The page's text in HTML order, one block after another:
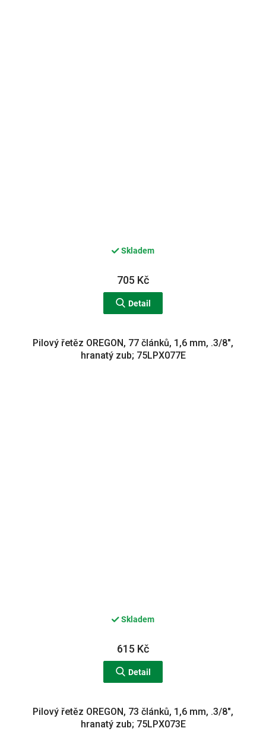
Skladem
705 Kč
Detail
Pilový řetěz OREGON, 77 článků, 1,6 mm, .3/8",
hranatý zub; 75LPX077E
Skladem
615 Kč
Detail
Pilový řetěz OREGON, 73 článků, 1,6 mm, .3/8",
hranatý zub; 75LPX073E